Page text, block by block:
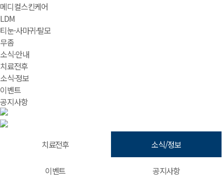
메디컬스킨케어
LDM
티눈·사마귀·탈모
무좀
소식·안내
치료전후
소식·정보
이벤트
공지사항
치료전후 소식/정보
이벤트 공지사항